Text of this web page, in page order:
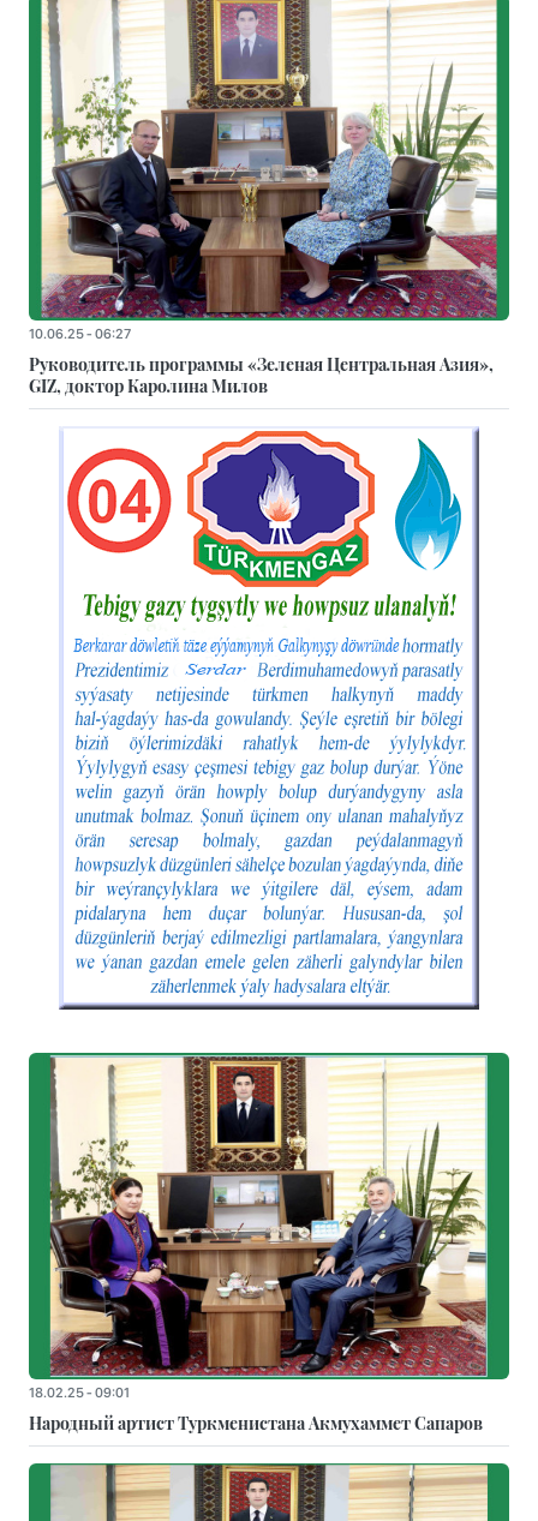
10.06.25 - 06:27
Руководитель программы «Зеленая Центральная Азия»,
GIZ, доктор Каролина Милов
18.02.25 - 09:01
Народный артист Туркменистана Акмухаммет Сапаров